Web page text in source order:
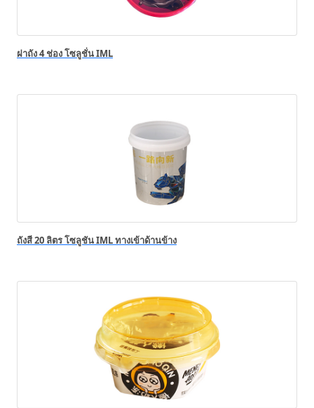
ฝาถัง 4 ช่อง โซลูชั่น IML
ถังสี 20 ลิตร โซลูชัน IML ทางเข้าด้านข้าง